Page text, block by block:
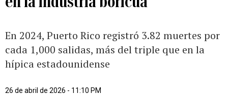
En 2024, Puerto Rico registró 3.82 muertes por
cada 1,000 salidas, más del triple que en la
hípica estadounidense
26 de abril de 2026 - 11:10 PM